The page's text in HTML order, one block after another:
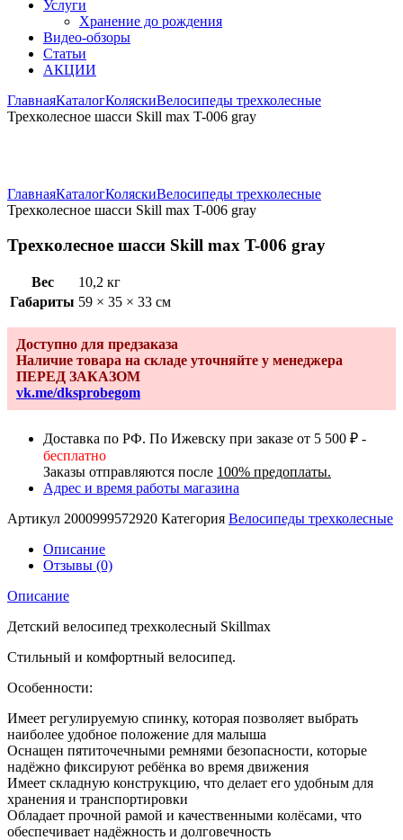
Услуги
Хранение до рождения
Видео-обзоры
Статьи
АКЦИИ
ГлавнаяКаталогКоляскиВелосипеды трехколесные
Трехколесное шасси Skill max T-006 gray
ГлавнаяКаталогКоляскиВелосипеды трехколесные
Трехколесное шасси Skill max T-006 gray
Трехколесное шасси Skill max T-006 gray
Вес
10,2 кг
Габариты 59 × 35 × 33 см
Доступно для предзаказа
Наличие товара на складе уточняйте у менеджера
ПЕРЕД ЗАКАЗОМ
vk.me/dksprobegom
Доставка по РФ. По Ижевску при заказе от 5 500 ₽ -
бесплатно
Заказы отправляются после 100% предоплаты.
Адрес и время работы магазина
Артикул 2000999572920 Категория Велосипеды трехколесные
Описание
Отзывы (0)
Описание
Детский велосипед трехколесный Skillmax
Стильный и комфортный велосипед.
Особенности:
Имеет регулируемую спинку, которая позволяет выбрать
наиболее удобное положение для малыша
Оснащен пятиточечными ремнями безопасности, которые
надёжно фиксируют ребёнка во время движения
Имеет складную конструкцию, что делает его удобным для
хранения и транспортировки
Обладает прочной рамой и качественными колёсами, что
обеспечивает надёжность и долговечность